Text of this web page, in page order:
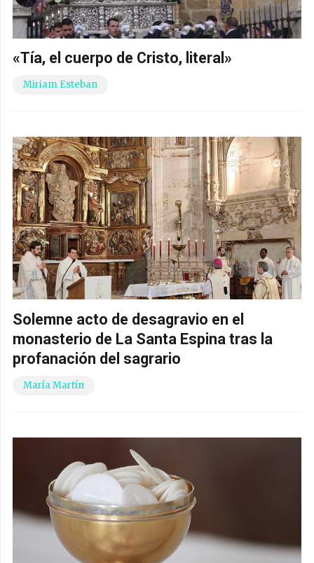
«Tía, el cuerpo de Cristo, literal»
Miriam Esteban
Solemne acto de desagravio en el
monasterio de La Santa Espina tras la
profanación del sagrario
María Martín